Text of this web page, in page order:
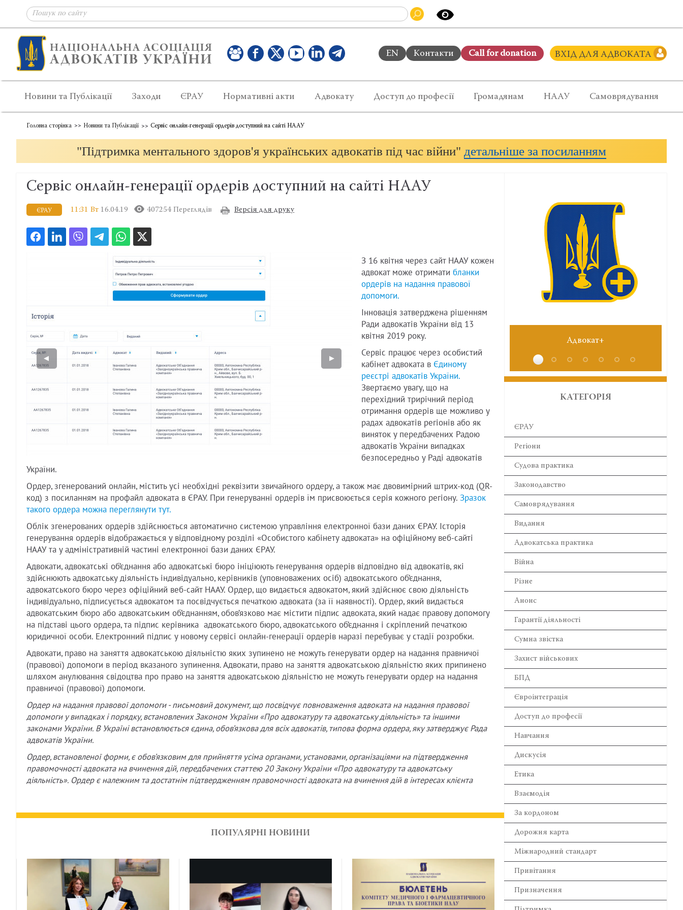
EN Контакти Сall for donation ВХІД ДЛЯ АДВОКАТА
Новини та Публікації Заходи ЄРАУ Нормативні акти Адвокату Доступ до професії Громадянам НААУ Самоврядування
Головна сторінка Новини та Публікації Сервіс онлайн-генерації ордерів доступний на сайті НААУ
"Підтримка ментального здоров'я українських адвокатів під час війни" детальніше за посиланням
Сервіс онлайн-генерації ордерів доступний на сайті НААУ
ЄРАУ 11:31 Вт 16.04.19 407254 Переглядів Версія для друку
З 16 квітня через сайт НААУ кожен
адвокат може отримати бланки
ордерів на надання правової
допомоги.
Інновація затверджена рішенням
Ради адвокатів України від 13
квітня 2019 року.
Сервіс працює через особистий
кабінет адвоката в Єдиному
реєстрі адвокатів України.
Звертаємо увагу, що на
перехідний трирічний період
отримання ордерів ще можливо у
радах адвокатів регіонів або як
виняток у передбачених Радою
адвокатів України випадках
безпосередньо у Раді адвокатів
України.
Ордер, згенерований онлайн, містить усі необхідні реквізити звичайного ордеру, а також має двовимірний штрих-код (QR-
код) з посиланням на профайл адвоката в ЄРАУ. При генеруванні ордерів їм присвоюється серія кожного регіону. Зразок
такого ордера можна переглянути тут.
Облік згенерованих ордерів здійснюється автоматично системою управління електронної бази даних ЄРАУ. Історія
генерування ордерів відображається у відповідному розділі «Особистого кабінету адвоката» на офіційному веб-сайті
НААУ та у адміністративній частині електронної бази даних ЄРАУ.
Адвокати, адвокатські об’єднання або адвокатські бюро ініціюють генерування ордерів відповідно від адвокатів, які
здійснюють адвокатську діяльність індивідуально, керівників (уповноважених осіб) адвокатського об’єднання,
адвокатського бюро через офіційний веб-сайт НААУ. Ордер, що видається адвокатом, який здійснює свою діяльність
індивідуально, підписується адвокатом та посвідчується печаткою адвоката (за її наявності). Ордер, який видається
адвокатським бюро або адвокатським об’єднанням, обов’язково має містити підпис адвоката, який надає правову допомогу
на підставі цього ордера, та підпис керівника адвокатського бюро, адвокатського об’єднання і скріплений печаткою
юридичної особи. Електронний підпис у новому сервісі онлайн-генерації ордерів наразі перебуває у стадії розробки.
Адвокати, право на заняття адвокатською діяльністю яких зупинено не можуть генерувати ордер на надання правничої
(правової) допомоги в період вказаного зупинення. Адвокати, право на заняття адвокатською діяльністю яких припинено
шляхом анулювання свідоцтва про право на заняття адвокатською діяльністю не можуть генерувати ордер на надання
правничої (правової) допомоги.
Ордер на надання правової допомоги - письмовий документ, що посвідчує повноваження адвоката на надання правової
допомоги у випадках і порядку, встановлених Законом України «Про адвокатуру та адвокатську діяльність» та іншими
законами України. В Україні встановлюється єдина, обов’язкова для всіх адвокатів, типова форма ордера, яку затверджує Рада
адвокатів України.
Ордер, встановленої форми, є обов’язковим для прийняття усіма органами, установами, організаціями на підтвердження
правомочності адвоката на вчинення дій, передбачених статтею 20 Закону України «Про адвокатуру та адвокатську
діяльність». Ордер є належним та достатнім підтвердженням правомочності адвоката на вчинення дій в інтересах клієнта
ПОПУЛЯРНІ НОВИНИ
КАТЕГОРІЯ
ЄРАУ
Регіони
Cудова практика
Законодавство
Самоврядування
Видання
Адвокатська практика
Війна
Різне
Анонс
Гарантії діяльності
Сумна звістка
Захист військових
БПД
Євроінтеграція
Доступ до професії
Навчання
Дискусія
Етика
Взаємодія
За кордоном
Дорожня карта
Міжнародний стандарт
Привітання
Призначення